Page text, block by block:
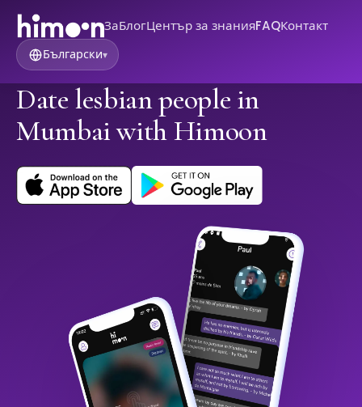
ЗаБлогЦентър за знанияFAQКонтакт
Български▾
Date lesbian people in
Mumbai with Himoon